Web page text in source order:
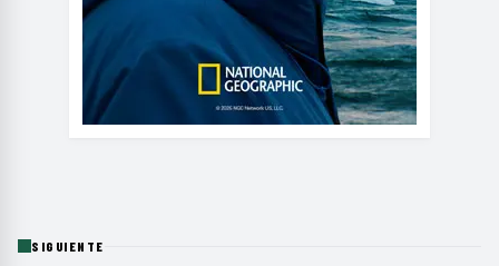
SIGUIENTE